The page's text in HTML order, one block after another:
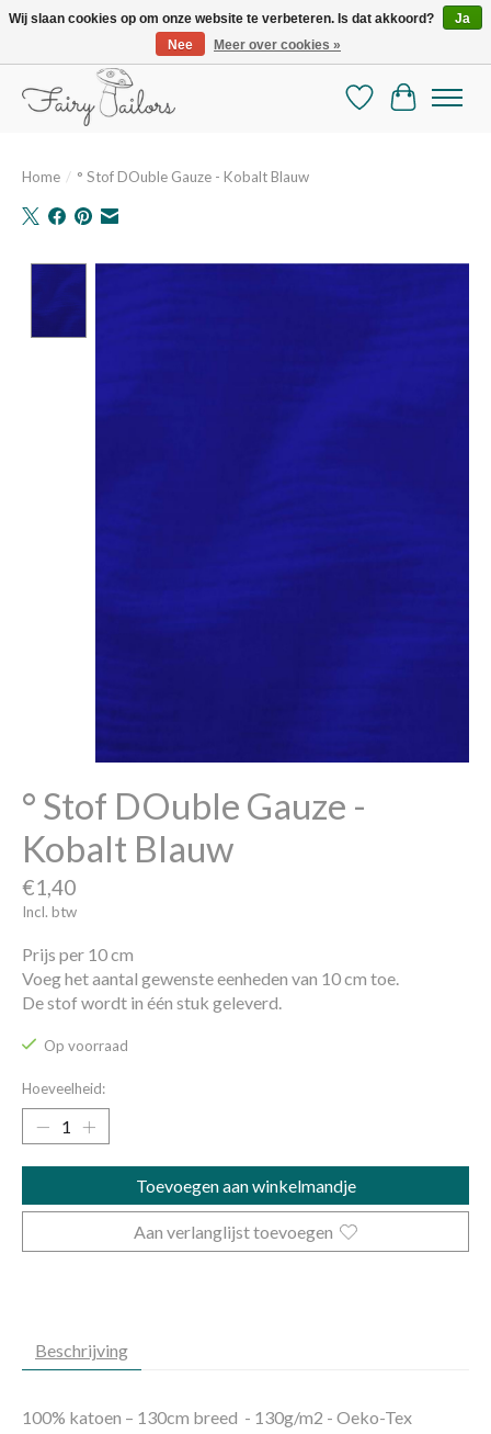
De mooiste online selectie stoffen en mercerie
Verlanglijst
Home / ° Stof DOuble Gauze - Kobalt Blauw
° Stof DOuble Gauze -
Kobalt Blauw
€1,40
Incl. btw
Prijs per 10 cm
Voeg het aantal gewenste eenheden van 10 cm toe.
De stof wordt in één stuk geleverd.
Op voorraad
Hoeveelheid:
Toevoegen aan winkelmandje
Aan verlanglijst toevoegen
Beschrijving
100% katoen – 130cm breed - 130g/m2 - Oeko-Tex
Wij slaan cookies op om onze website te verbeteren. Is dat akkoord?
Ja
Nee
Meer over cookies »